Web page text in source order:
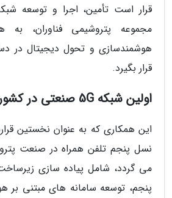
مجموعه پتروشیمی فناوران، به
هوشمندسازی و تحول دیجیتال در
قرار بگیرد.
اولین شبکه 5G صنعتی در کشور
این همکاری که به عنوان نخستین
نسل پنجم تلفن همراه در صنعت
می گردد، شامل پیاده سازی
پنجم، توسعه سامانه های مبتنی بر